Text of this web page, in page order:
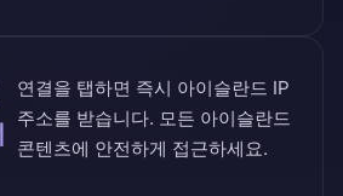
연결을 탭하면 즉시 아이슬란드 IP
주소를 받습니다. 모든 아이슬란드
콘텐츠에 안전하게 접근하세요.